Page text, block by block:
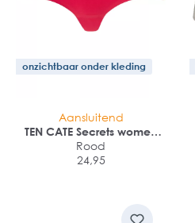
onzichtbaar onder kleding
Aansluitend
TEN CATE Secrets women
hipster (1-pack)
Rood
24,95